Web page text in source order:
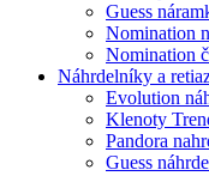
Guess
Nomination
Nomination
Náhrdelníky a
Evolution
Klenoty
Pandora
Guess